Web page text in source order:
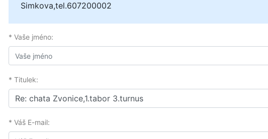
Simkova,tel.607200002
* Vaše jméno:
* Titulek:
* Váš E-mail: